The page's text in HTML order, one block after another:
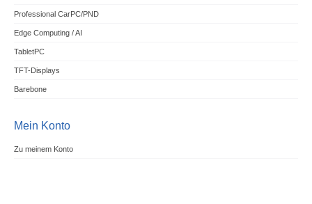
Professional CarPC/PND
Edge Computing / AI
TabletPC
TFT-Displays
Barebone
Mein Konto
Zu meinem Konto